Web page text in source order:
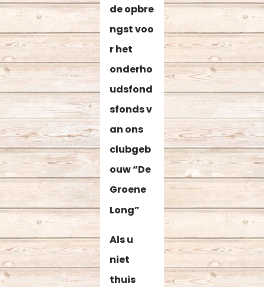
de opbre
ngst voo
r het
onderho
udsfond
sfonds v
an ons
clubgeb
ouw “De
Groene
Long”
Als u
niet
thuis